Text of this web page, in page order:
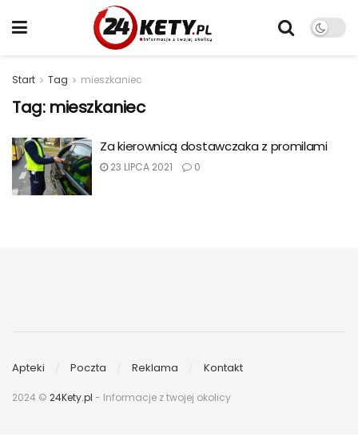
Start Tag mieszkaniec
Tag: mieszkaniec
Za kierownicą dostawczaka z promilami
23 LIPCA 2021 0
Apteki Poczta Reklama Kontakt
2024 © 24Kety.pl - Informacje z twojej okolicy